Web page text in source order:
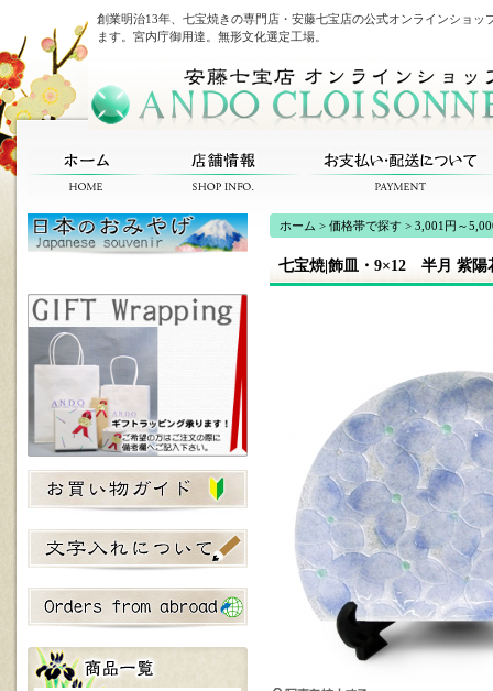
創業明治13年、七宝焼きの専門店・安藤七宝店の公式オンラインショ
ます。宮内庁御用達。無形文化選定工場。
ホーム > 価格帯で探す > 3,001円～
七宝焼|飾皿・9×12 半月 紫